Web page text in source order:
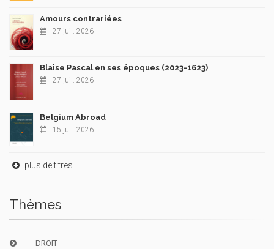
Amours contrariées
27 juil. 2026
Blaise Pascal en ses époques (2023-1623)
27 juil. 2026
Belgium Abroad
15 juil. 2026
plus de titres
Thèmes
DROIT